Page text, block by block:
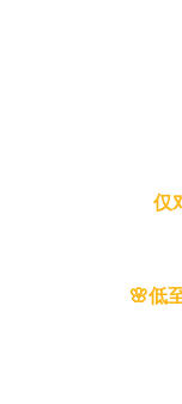
仅
🌸低